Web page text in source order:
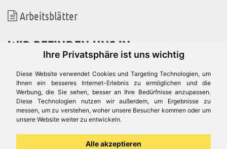
Ihre Privatsphäre ist uns wichtig
Diese Website verwendet Cookies und Targeting Technologien, um
Ihnen ein besseres Internet-Erlebnis zu ermöglichen und die
Werbung, die Sie sehen, besser an Ihre Bedürfnisse anzupassen.
Diese Technologien nutzen wir außerdem, um Ergebnisse zu
messen, um zu verstehen, woher unsere Besucher kommen oder um
unsere Website weiter zu entwickeln.
Alle akzeptieren
Arbeitsblätter
WIR BEFINDEN UNS IN
Es gibt uns auch in